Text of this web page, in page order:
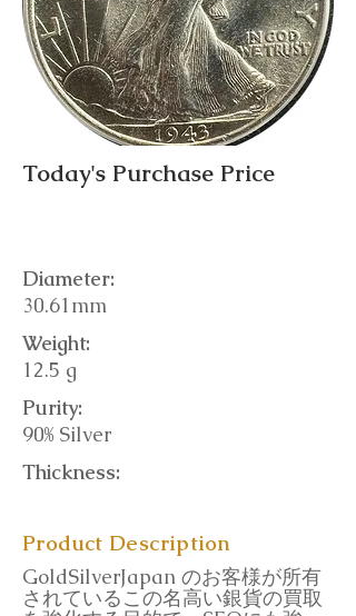
Today's Purchase Price
Diameter:
30.61mm
Weight:
12.5 g
Purity:
90% Silver
Thickness:
Product Description
GoldSilverJapan のお客様が所有
されているこの名高い銀貨の買取